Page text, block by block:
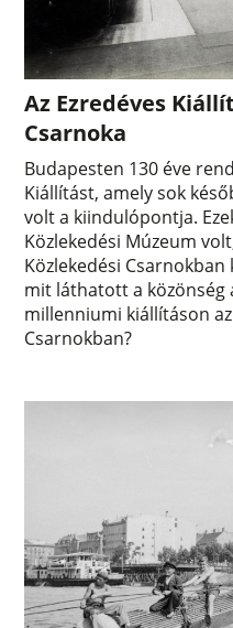
Az Ezredéves
Csarnoka
Budapesten 130 éve
Kiállítást, amely sok
volt a kiindulópontja.
Közlekedési Múzeum
Közlekedési
mit láthatott a közönség
millenniumi kiállításon
Csarnokban?